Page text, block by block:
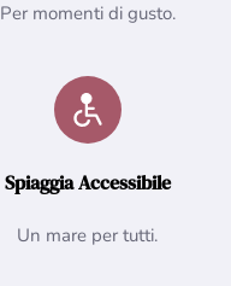
Per momenti di gusto.
Spiaggia Accessibile
Un mare per tutti.